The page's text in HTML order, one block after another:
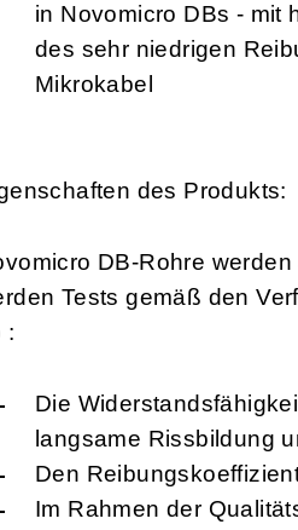
in Novomicro DBs - mit
des sehr niedrigen
Mikrokabel
des Produkts:
DB-Rohre
Tests gemäß den
:
Die
langsame Rissbildung
Den
Im Rahmen der